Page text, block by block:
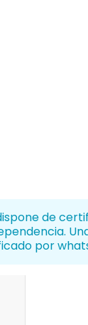
de
por